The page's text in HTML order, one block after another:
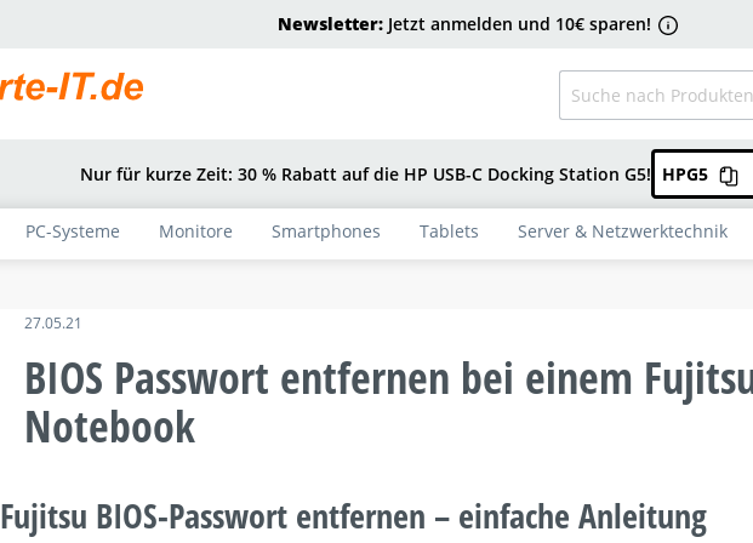
Newsletter:Jetzt anmelden und 10€ sparen!
Nur für kurze Zeit: 30 % Rabatt auf die HP USB-C Docking Station G5! HPG5
PC-Systeme Monitore Smartphones Tablets Server & Netzwerktechnik
27.05.21
BIOS Passwort entfernen bei einem
Notebook
Fujitsu BIOS-Passwort entfernen – einfache Anleitung